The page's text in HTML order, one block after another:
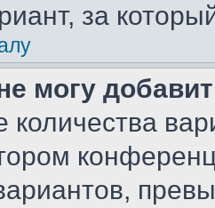
за
могу
количества